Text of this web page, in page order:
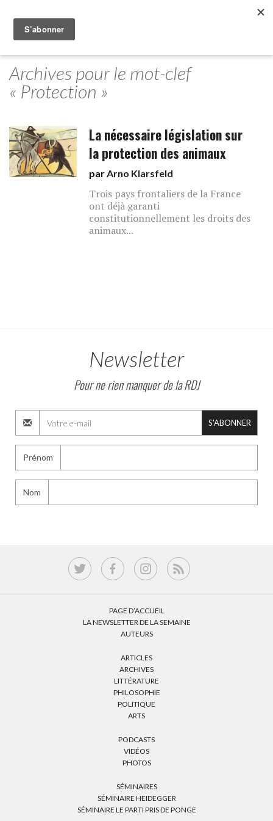
Archives pour le mot-clef
« Protection »
La nécessaire législation sur
la protection des animaux
parArno Klarsfeld
Trois pays frontaliers de la France
ont déjà garanti
constitutionnellement les droits des
animaux...
Newsletter
Pour ne rien manquer de la RDJ
S'ABONNER
Prénom
Nom
PAGE D’ACCUEIL
LA NEWSLETTER DE LA SEMAINE
AUTEURS
ARTICLES
ARCHIVES
LITTÉRATURE
PHILOSOPHIE
POLITIQUE
ARTS
PODCASTS
VIDÉOS
PHOTOS
SÉMINAIRES
SÉMINAIRE HEIDEGGER
SÉMINAIRE LE PARTI PRIS DE PONGE